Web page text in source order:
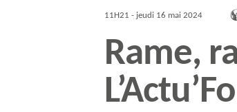
11H21 - jeudi 16 mai 2024
Rame,